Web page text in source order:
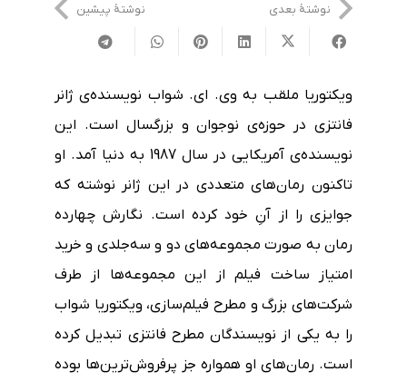
نوشتهٔ پیشین نوشتهٔ بعدی
ویکتوریا ملقب به وی. ای. شواب نویسنده‌ی ژانر
فانتزی در حوزه‌ی نوجوان و بزرگسال است. این
نویسنده‌ی آمریکایی در سال 1987 به دنیا آمد. او
تاکنون رمان‌های متعددی در این ژانر نوشته که
جوایزی را از آنِ خود کرده است. نگارش چهارده
رمان به صورت مجموعه‌های دو و سه‌جلدی و خرید
امتیاز ساخت فیلم از این مجموعه‌ها از طرف
شرکت‌های بزرگ و مطرح فیلم‌سازی، ویکتوریا شواب
را به یکی از نویسندگان مطرح فانتزی تبدیل کرده
است. رمان‌های او همواره جز پرفروش‌ترین‌ها بوده